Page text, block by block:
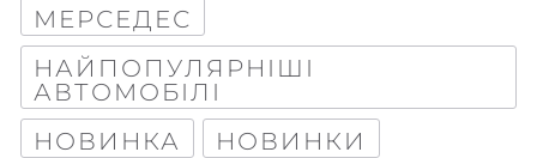
МЕРСЕДЕС
НАЙПОПУЛЯРНІШІ
АВТОМОБІЛІ
НОВИНКА
НОВИНКИ